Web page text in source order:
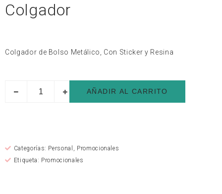
Colgador
Colgador de Bolso Metálico, Con Sticker y Resina
AÑADIR AL CARRITO
Categorías: Personal , Promocionales
Etiqueta: Promocionales